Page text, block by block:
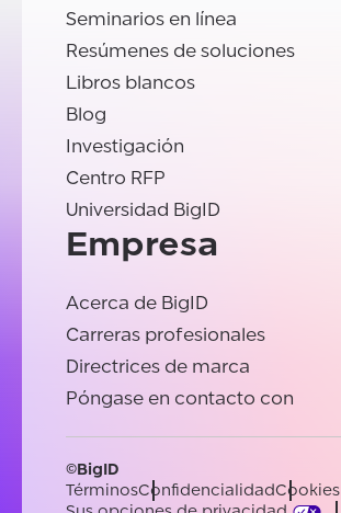
Seminarios en línea
Resúmenes de soluciones
Libros blancos
Blog
Investigación
Centro RFP
Universidad BigID
Empresa
Acerca de BigID
Carreras profesionales
Directrices de marca
Póngase en contacto con
©BigID
TérminosConfidencialidadCookies